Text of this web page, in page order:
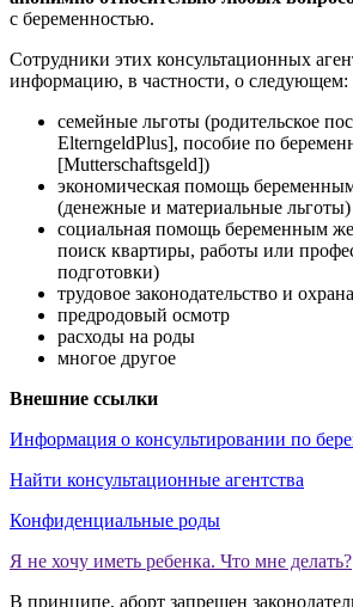
с беременностью.
Сотрудники этих консультационных
информацию, в частности, о следующем:
семейные льготы (родительское
ElterngeldPlus], пособие по
[Mutterschaftsgeld])
экономическая помощь
(денежные и материальные льготы)
социальная помощь беременным
поиск квартиры, работы или
подготовки)
трудовое законодательство и
предродовый осмотр
расходы на роды
многое другое
Внешние ссылки
Информация о консультировании по
Найти консультационные агентства
Конфиденциальные роды
Я не хочу иметь ребенка. Что мне делать?
В принципе, аборт запрещен